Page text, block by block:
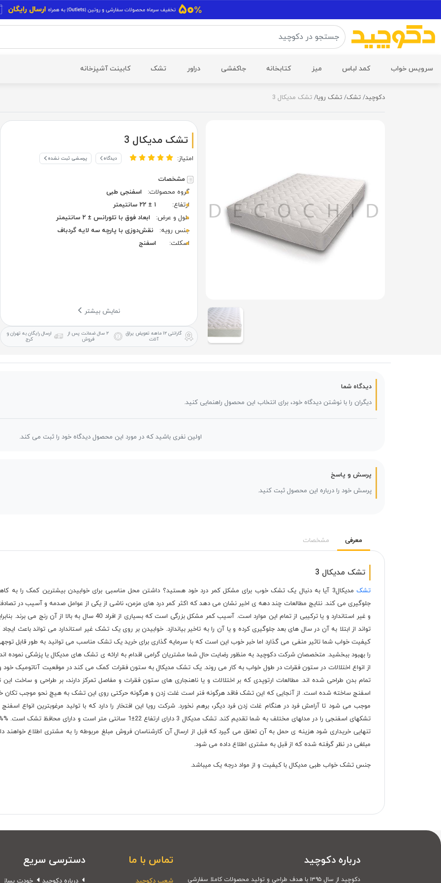
سرویس خواب کمد لباس میز کتابخانه جاکفشی دراور تشک کابینت آشپزخانه
دکوچید تشک تشک رویا تشک مدیکال 3
تشک مدیکال 3
امتیاز: دیدگاه پرسشی ثبت نشده
مشخصات
گروه محصولات:
اسفنجی طبی
ارتفاع:
۱ ± ۲۲ سانتیمتر
طول و عرض:
ابعاد فوق با تلورانس ± ۲ سانتیمتر
جنس رویه:
نقش‌دوزی با پارچه سه لایه گردباف
اسکلت:
اسفنج
نمایش بیشتر
گارانتی ۱۲ ماهه
تعویض یراق
آلات
۲ سال ضمانت
پس از
فروش
ارسال رایگانبه تهران و
کرج
دیدگاه شما
دیگران را با نوشتن دیدگاه خود، برای انتخاب این محصول راهنمایی کنید.
اولین نفری باشید که در مورد این محصول دیدگاه خود را ثبت می کند.
پرسش و پاسخ
پرسش خود را درباره این محصول ثبت کنید.
معرفی مشخصات
تشک مدیکال 3
تشک
مدیکال3 آیا به دنبال یک تشک خوب برای مشکل کمر درد خود هستید؟ داشتن محل مناسبی برای خوابیدن بیشترین کمک را
جلوگیری می کند. نتایج مطالعات چند دهه ی اخیر نشان می دهد که اکثر کمر درد های مزمن، ناشی از یکی از عوامل صدمه و آسیب در
و غیر استاندارد و یا ترکیبی از تمام این موارد است. آسیب کمر مشکل
تواند از ابتلا به آن در سال های بعد جلوگیری کرده و یا آن را به تاخیر بیاندازد. خوابیدن بر روی یک تشک غیر استاندارد می تواند باعث
کیفیت خواب شما تاثیر منفی می گذارد اما خبر خوب این است که با سرمایه گذاری برای خرید یک تشک مناسب می توانید به طور قابل
را بهبود ببخشید. متخصصان شرکت دکوچید به منظور رضایت حال شما مشتریان گرامی اقدام به ارائه ی تشک های مدیکال یا پزشکی
از انواع اختلالات در ستون فقرات در طول خواب به کار می روند. یک تشک مدیکال به ستون فقرات کمک می کند در موقعیت آناتومیک خود
اسفنج ساخته شده است. از آنجایی که این تشک فاقد هرگونه فنر است غلت زدن و هرگونه حرکتی روی این تشک به هیچ نحو موجب تکان
موجب می شود تا آرامش فرد در هنگام غلت زدن فرد دیگر، برهم نخورد. شرکت رویا این افتخار را دارد که با تولید مرغوبترین انواع
تنهایی خریداری شود هزینه ی حمل به آن تعلق می گیرد که قبل از ارسال آن کارشناسان فروش مبلغ مربوطه را به مشتری اطلاع
مبلغی در نظر گرفته شده که از قبل به مشتری اطلاع داده می شود.
جنس تشک خواب طبی مدیکال با کیفیت و از مواد درجه یک میباشد.
درباره دکوچید
دکوچید از سال ۱۳۹۵ با هدف طراحی و تولید محصولات کاملا سفارشی
تماس با ما
شعب دکوچید
دسترسی سریع
درباره دکوچید خودت بساز